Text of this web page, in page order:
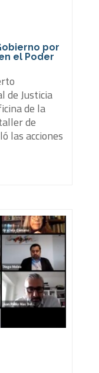
por
el Poder
de Justicia
de la
de
las acciones